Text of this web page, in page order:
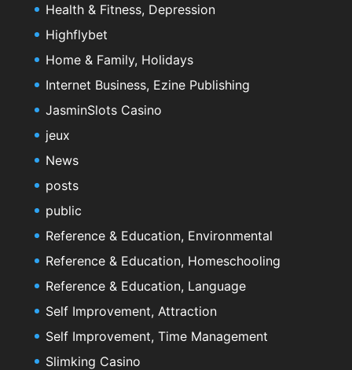
Health & Fitness, Depression
Highflybet
Home & Family, Holidays
Internet Business, Ezine Publishing
JasminSlots Casino
jeux
News
posts
public
Reference & Education, Environmental
Reference & Education, Homeschooling
Reference & Education, Language
Self Improvement, Attraction
Self Improvement, Time Management
Slimking Casino